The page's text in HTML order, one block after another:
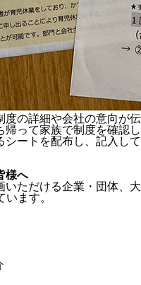
度の詳細や会社の意向が伝
帰って家族で制度を確認し
シートを配布し、記入して
様へ
いただける企業・団体、大
ます。